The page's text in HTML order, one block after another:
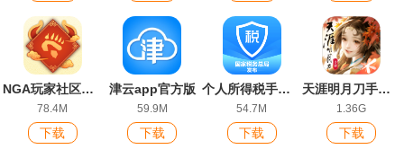
NGA玩家社区开发版
78.4M
下载
津云app官方版
59.9M
下载
个人所得税手机app官方版
54.7M
下载
天涯明月刀手游2024最新版
1.36G
下载